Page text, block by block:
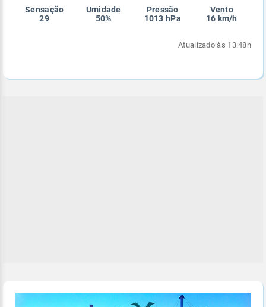
Sensação
29
Umidade
50%
Pressão
1013 hPa
Vento
16 km/h
Atualizado às 13:48h
Enviar
Enviar
Enviar
Enviar
Enviar